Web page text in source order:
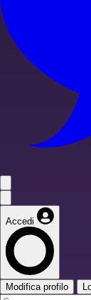
Accedi
Modifica profilo